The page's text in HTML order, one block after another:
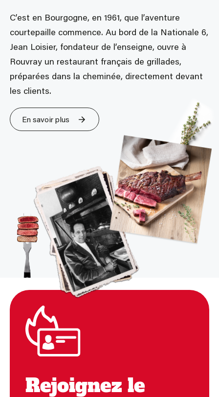
C’est en Bourgogne, en 1961, que l’aventure
courtepaille commence. Au bord de la Nationale 6,
Jean Loisier, fondateur de l’enseigne, ouvre à
Rouvray un restaurant français de grillades,
préparées dans la cheminée, directement devant
les clients.
En savoir plus
Rejoignez le